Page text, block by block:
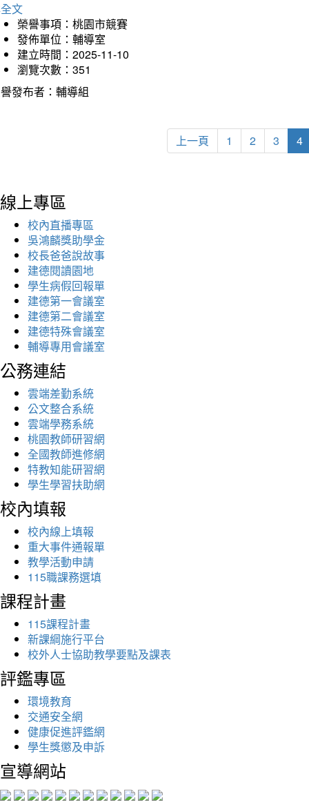
文
榮譽事項：桃園市競賽
發佈單位：輔導室
建立時間：2025-11-10
瀏覽次數：351
發布者：輔導組
上一頁 1 2 3 4
線上專區
校內直播專區
吳鴻麟獎助學金
校長爸爸說故事
建德閱讀園地
學生病假回報單
建德第一會議室
建德第二會議室
建德特殊會議室
輔導專用會議室
公務連結
雲端差勤系統
公文整合系統
雲端學務系統
桃園教師研習網
全國教師進修網
特教知能研習網
學生學習扶助網
校內填報
校內線上填報
重大事件通報單
教學活動申請
115職課務選填
課程計畫
115課程計畫
新課綱施行平台
校外人士協助教學要點及課表
評鑑專區
環境教育
交通安全網
健康促進評鑑網
學生獎懲及申訴
宣導網站